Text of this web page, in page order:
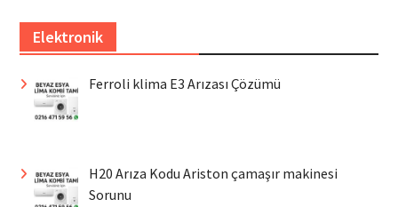
Elektronik
Ferroli klima E3 Arızası Çözümü
H20 Arıza Kodu Ariston çamaşır makinesi
Sorunu